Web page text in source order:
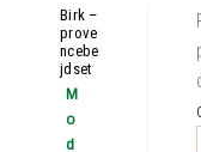
Birk –
prove
ncebe
jdset
M
o
d